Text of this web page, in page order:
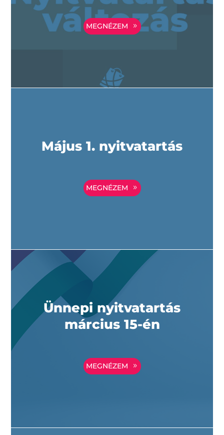
MEGNÉZEM
Május 1. nyitvatartás
MEGNÉZEM
Ünnepi nyitvatartás
március 15-én
MEGNÉZEM